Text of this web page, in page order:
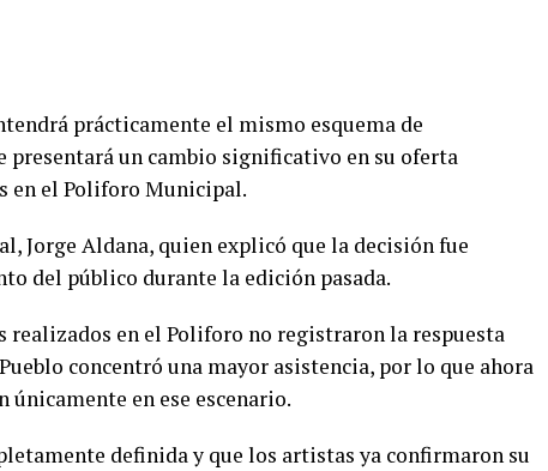
prácticamente el mismo esquema de
presentará un cambio significativo en su oferta
en el Poliforo Municipal.
Jorge Aldana, quien explicó que la decisión fue
del público durante la edición pasada.
realizados en el Poliforo no registraron la respuesta
concentró una mayor asistencia, por lo que ahora
en ese escenario.
definida y que los artistas ya confirmaron su